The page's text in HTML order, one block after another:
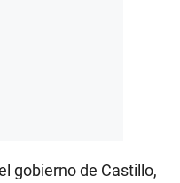
gobierno de Castillo,